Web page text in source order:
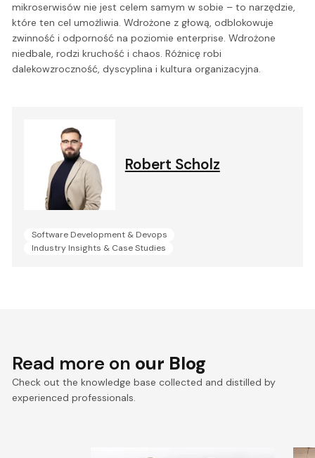
mikroserwisów nie jest celem samym w sobie – to narzędzie,
które ten cel umożliwia. Wdrożone z głową, odblokowuje
zwinność i odporność na poziomie enterprise. Wdrożone
niedbale, rodzi kruchość i chaos. Różnicę robi
dalekowzroczność, dyscyplina i kultura organizacyjna.
Robert Scholz
Software Development & Devops
Industry Insights & Case Studies
Read more on our Blog
Check out the knowledge base collected and distilled by
experienced professionals.